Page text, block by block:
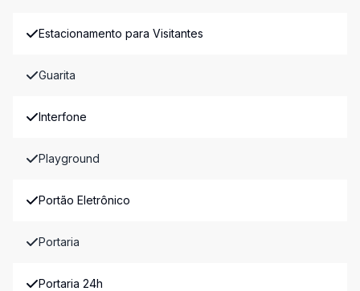
Estacionamento para Visitantes
Guarita
Interfone
Playground
Portão Eletrônico
Portaria
Portaria 24h